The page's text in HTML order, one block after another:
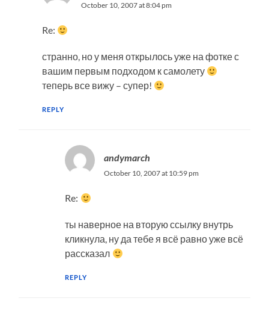
October 10, 2007 at 8:04 pm
Re:
странно, но у меня открылось уже на фотке с
вашим первым подходом к самолету
теперь все вижу – супер!
REPLY
andymarch
October 10, 2007 at 10:59 pm
Re:
ты наверное на вторую ссылку внутрь
кликнула, ну да тебе я всё равно уже всё
рассказал
REPLY